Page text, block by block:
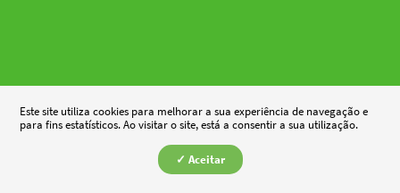
Este site utiliza cookies para melhorar a sua experiência de navegação e
para fins estatísticos. Ao visitar o site, está a consentir a sua utilização.
✓ Aceitar